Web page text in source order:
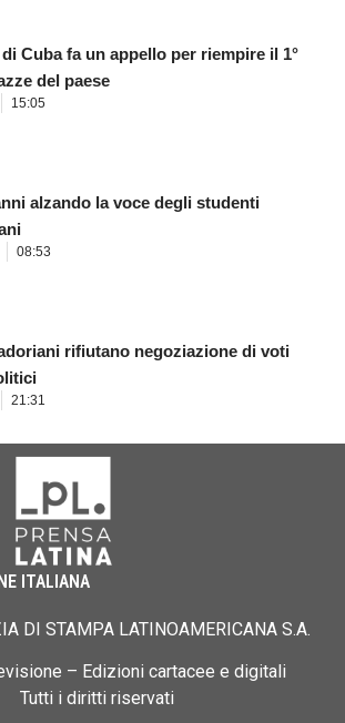
Cuba fa un appello per riempire il 1°
del paese
15:05
alzando la voce degli studenti
08:53
rifiutano negoziazione di voti
21:31
ITALIANA
DI STAMPA LATINOAMERICANA S.A.
– Edizioni cartacee e digitali
Tutti i diritti riservati